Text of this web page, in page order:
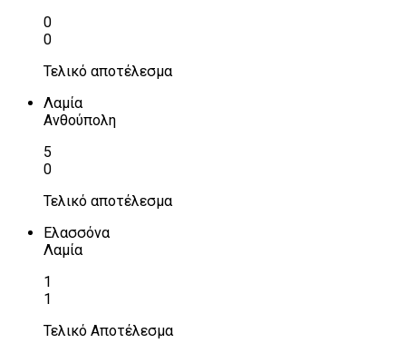
0
0
Τελικό αποτέλεσμα
Λαμία
Ανθούπολη
5
0
Τελικό αποτέλεσμα
Ελασσόνα
Λαμία
1
1
Τελικό Αποτέλεσμα